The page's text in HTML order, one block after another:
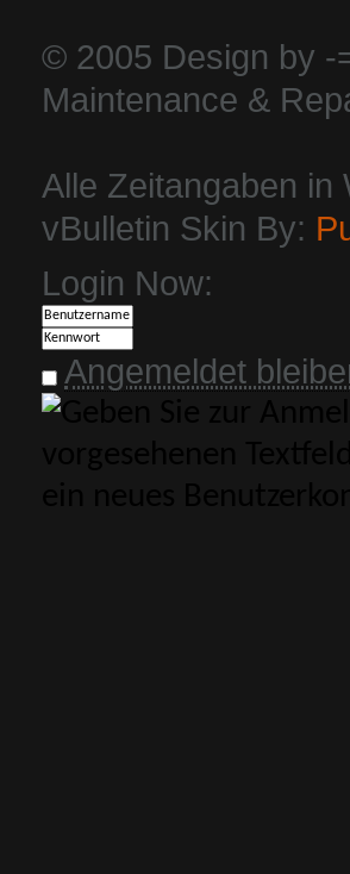
© 2005 Design by -
Maintenance &
Alle Zeitangaben
vBulletin Skin By:
Login Now:
Angemeldet